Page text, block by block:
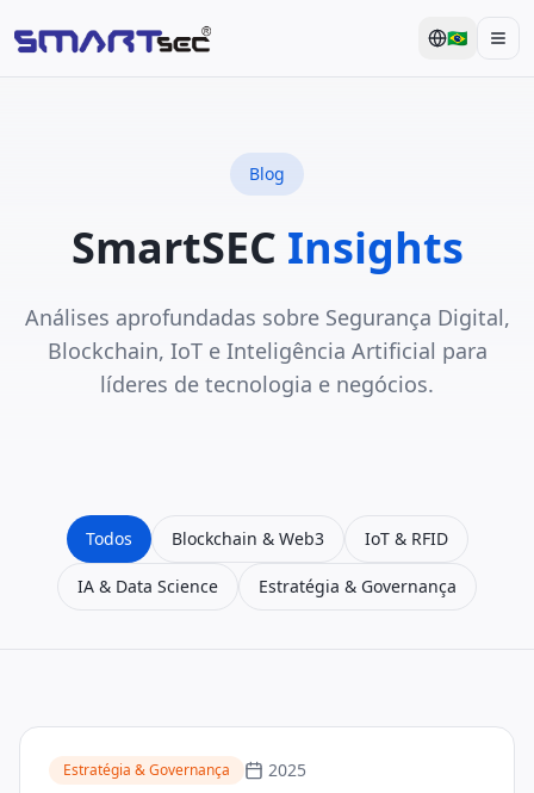
🇧🇷
Blog
SmartSEC Insights
Análises aprofundadas sobre Segurança Digital,
Blockchain, IoT e Inteligência Artificial para
líderes de tecnologia e negócios.
Todos Blockchain & Web3 IoT & RFID
IA & Data Science Estratégia & Governança
Estratégia & Governança 2025